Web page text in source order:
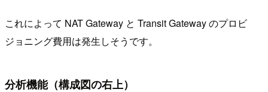
これによって NAT Gateway と Transit Gateway のプロビ
ジョニング費用は発生しそうです。
分析機能（構成図の右上）